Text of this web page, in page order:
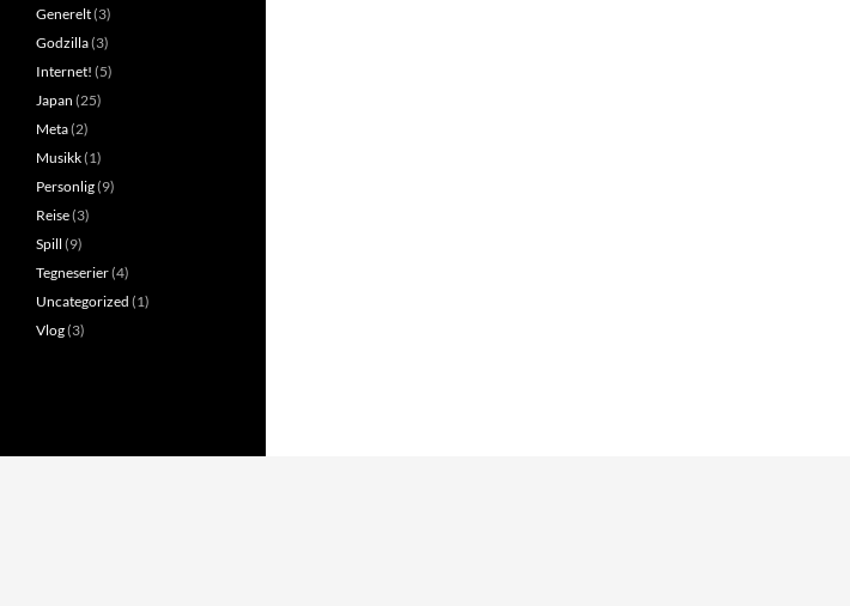
Generelt(3)
Godzilla(3)
Internet! (5)
Japan (25)
Meta(2)
Musikk(1)
Personlig(9)
Reise(3)
Spill (9)
Tegneserier(4)
Uncategorized (1)
Vlog(3)